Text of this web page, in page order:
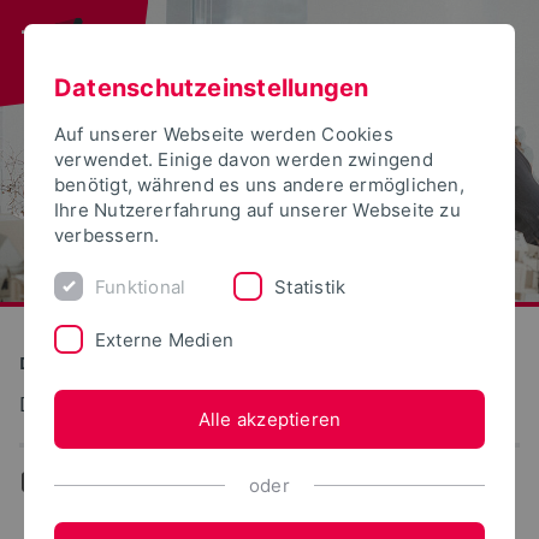
Detmolder Schule für Gestaltung
Digitale Medien und Entwerfen
... Galerie
Datenschutzeinstellungen
Auf unserer Webseite werden Cookies
verwendet. Einige davon werden zwingend
benötigt, während es uns andere ermöglichen,
Ihre Nutzererfahrung auf unserer Webseite zu
verbessern.
Funktional Statistik
Externe Medien
Alle akzeptieren
oder